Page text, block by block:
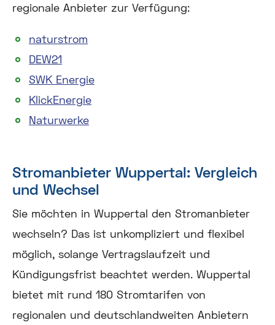
regionale Anbieter zur Verfügung:
naturstrom
DEW21
SWK Energie
KlickEnergie
Naturwerke
Stromanbieter Wuppertal: Vergleich
und Wechsel
Sie möchten in Wuppertal den Stromanbieter
wechseln? Das ist unkompliziert und flexibel
möglich, solange Vertragslaufzeit und
Kündigungsfrist beachtet werden. Wuppertal
bietet mit rund 180 Stromtarifen von
regionalen und deutschlandweiten Anbietern